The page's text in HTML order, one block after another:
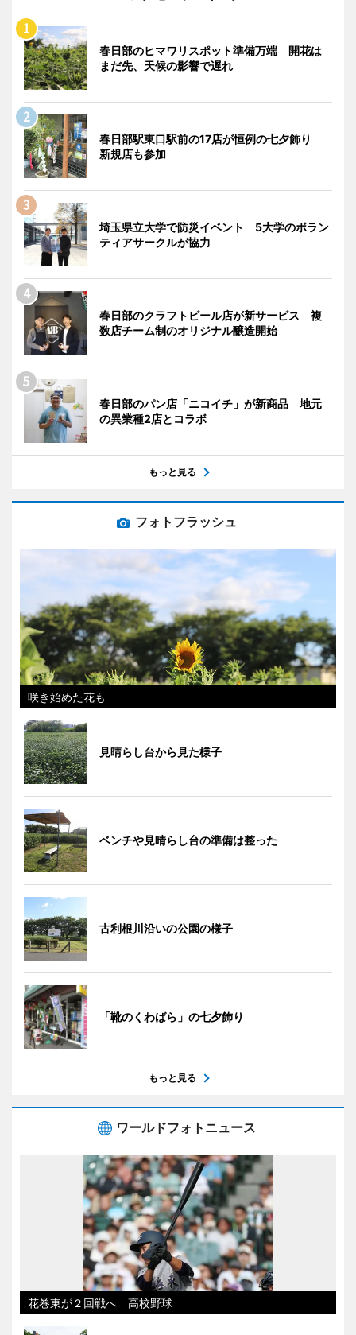
春日部のヒマワリスポット準備万端 開花は
まだ先、天候の影響で遅れ
春日部駅東口駅前の17店が恒例の七夕飾り
新規店も参加
埼玉県立大学で防災イベント 5大学のボラン
ティアサークルが協力
春日部のクラフトビール店が新サービス 複
数店チーム制のオリジナル醸造開始
春日部のパン店「ニコイチ」が新商品 地元
の異業種2店とコラボ
もっと見る
フォトフラッシュ
咲き始めた花も
見晴らし台から見た様子
ベンチや見晴らし台の準備は整った
古利根川沿いの公園の様子
「靴のくわばら」の七夕飾り
もっと見る
ワールドフォトニュース
花巻東が２回戦へ 高校野球